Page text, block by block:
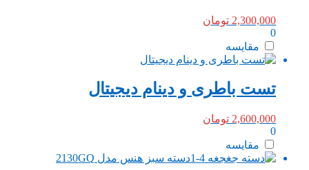
2,300,000 تومان
0
مقایسه
تست باطری و دینام دیجیتال
2,600,000 تومان
0
مقایسه